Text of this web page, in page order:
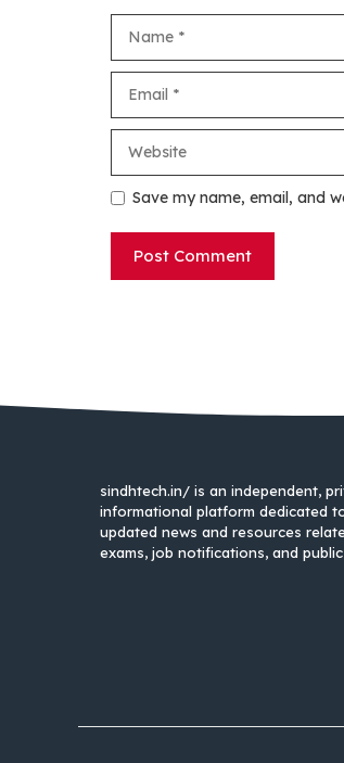
Save my name, email, and
sindhtech.in/ is an independent,
informational platform dedicated
updated news and resources
exams, job notifications, and public